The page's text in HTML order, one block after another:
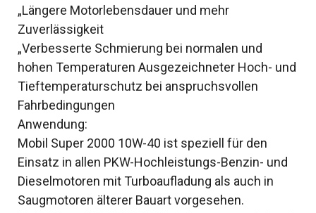
„Längere Motorlebensdauer und mehr
Zuverlässigkeit
„Verbesserte Schmierung bei normalen und
hohen Temperaturen Ausgezeichneter Hoch- und
Tieftemperaturschutz bei anspruchsvollen
Fahrbedingungen
Anwendung:
Mobil Super 2000 10W-40 ist speziell für den
Einsatz in allen PKW-Hochleistungs-Benzin- und
Dieselmotoren mit Turboaufladung als auch in
Saugmotoren älterer Bauart vorgesehen.